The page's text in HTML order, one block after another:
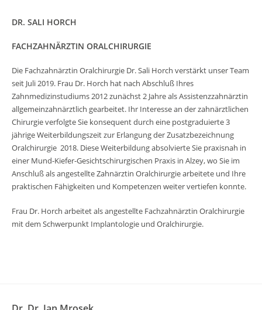
DR. SALI HORCH
FACHZAHNÄRZTIN ORALCHIRURGIE
Die Fachzahnärztin Oralchirurgie Dr. Sali Horch verstärkt unser Team
seit Juli 2019. Frau Dr. Horch hat nach Abschluß Ihres
Zahnmedizinstudiums 2012 zunächst 2 Jahre als Assistenzzahnärztin
allgemeinzahnärztlich gearbeitet. Ihr Interesse an der zahnärztlichen
Chirurgie verfolgte Sie konsequent durch eine postgraduierte 3
jährige Weiterbildungszeit zur Erlangung der Zusatzbezeichnung
Oralchirurgie 2018. Diese Weiterbildung absolvierte Sie praxisnah in
einer Mund-Kiefer-Gesichtschirurgischen Praxis in Alzey, wo Sie im
Anschluß als angestellte Zahnärztin Oralchirurgie arbeitete und Ihre
praktischen Fähigkeiten und Kompetenzen weiter vertiefen konnte.
Frau Dr. Horch arbeitet als angestellte Fachzahnärztin Oralchirurgie
mit dem Schwerpunkt Implantologie und Oralchirurgie.